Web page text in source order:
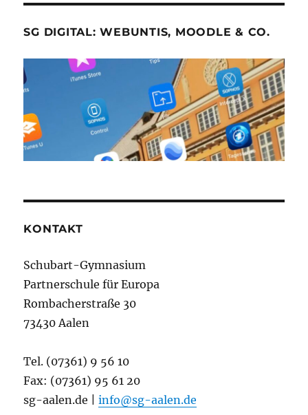
SG DIGITAL: WEBUNTIS, MOODLE & CO.
KONTAKT
Schubart-Gymnasium
Partnerschule für Europa
Rombacherstraße 30
73430 Aalen
Tel. (07361) 9 56 10
Fax: (07361) 95 61 20
sg-aalen.de |info@sg-aalen.de